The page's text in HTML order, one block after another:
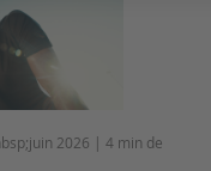
2026 | 4 min de